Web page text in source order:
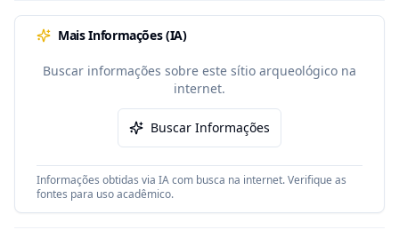
Mais Informações (IA)
Buscar informações sobre este sítio arqueológico na
internet.
Buscar Informações
Informações obtidas via IA com busca na internet. Verifique as
fontes para uso acadêmico.